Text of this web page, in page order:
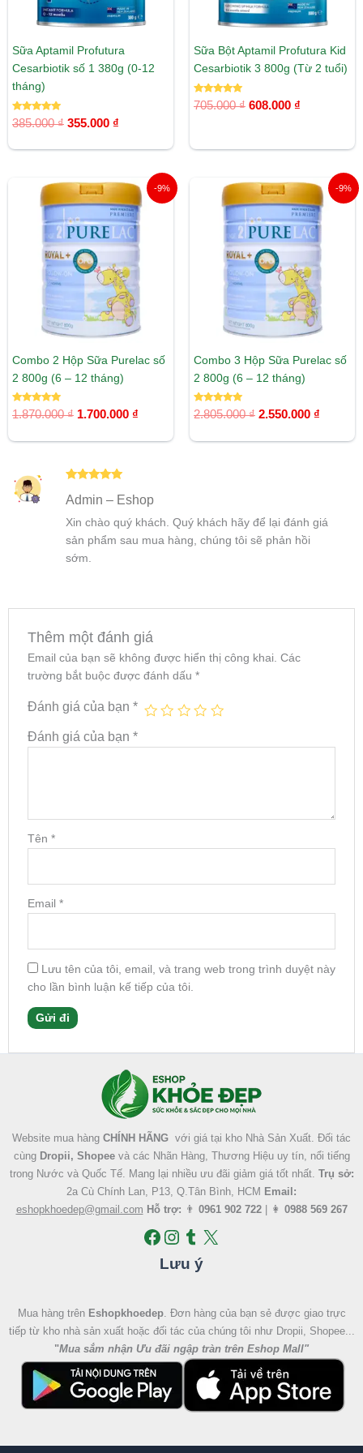
Sữa Aptamil Profutura
Cesarbiotik số 1 380g (0-12
tháng)
Được xếp
hạng
385.000₫ 355.000 ₫
Sữa Bột Aptamil Profutura Kid
Cesarbiotik 3 800g (Từ 2 tuổi)
Được xếp
hạng
705.000₫ 608.000 ₫
-9%
Combo 2 Hộp Sữa Purelac số
2 800g (6 – 12 tháng)
Được xếp
hạng
1.870.000₫
Giá
gốc
1.870.000 ₫.
1.700.000 ₫
Giá
hiện
tại
là:
1.700.000 ₫.
-9%
Combo 3 Hộp Sữa Purelac số
2 800g (6 – 12 tháng)
Được xếp
hạng
2.805.000₫
Giá
gốc
2.805.000 ₫.
2.550.000 ₫
Giá
hiện
tại
là:
hạng55
Admin – Eshop
Xin chào quý khách. Quý khách hãy để lại đánh giá
sản phẩm sau mua hàng, chúng tôi sẽ phản hồi
sớm.
Thêm một đánh giá
Email của bạn sẽ không được hiển thị công khai. Các
trường bắt buộc được đánh dấu *
Đánh giá của bạn *
Đánh giá của bạn *
Tên *
Email *
Lưu tên của tôi, email, và trang web trong trình duyệt này
cho lần bình luận kế tiếp của tôi.
Website mua hàng CHÍNH HÃNG với giá tại kho Nhà Sản Xuất. Đối tác
cùng Dropii, Shopeevà các Nhãn Hàng, Thương Hiệu uy tín, nổi tiếng
trong Nước và Quốc Tế. Mang lại nhiều ưu đãi giảm giá tốt nhất. Trụ sở:
2a Cù Chính Lan, P13, Q.Tân Bình, HCM Email:
eshopkhoedep@gmail.com Hỗ trợ: 👨 0961 902 722| 👩 0988 569 267
Lưu ý
Mua hàng trên Eshopkhoedep. Đơn hàng của bạn sẻ được giao trực
tiếp từ kho nhà sản xuất hoặc đối tác của chúng tôi như Dropii, Shopee...
"Mua sắm nhận Ưu đãi ngập tràn trên Eshop Mall"